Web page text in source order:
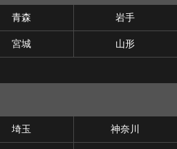
青森 岩手
宮城 山形
埼玉 神奈川